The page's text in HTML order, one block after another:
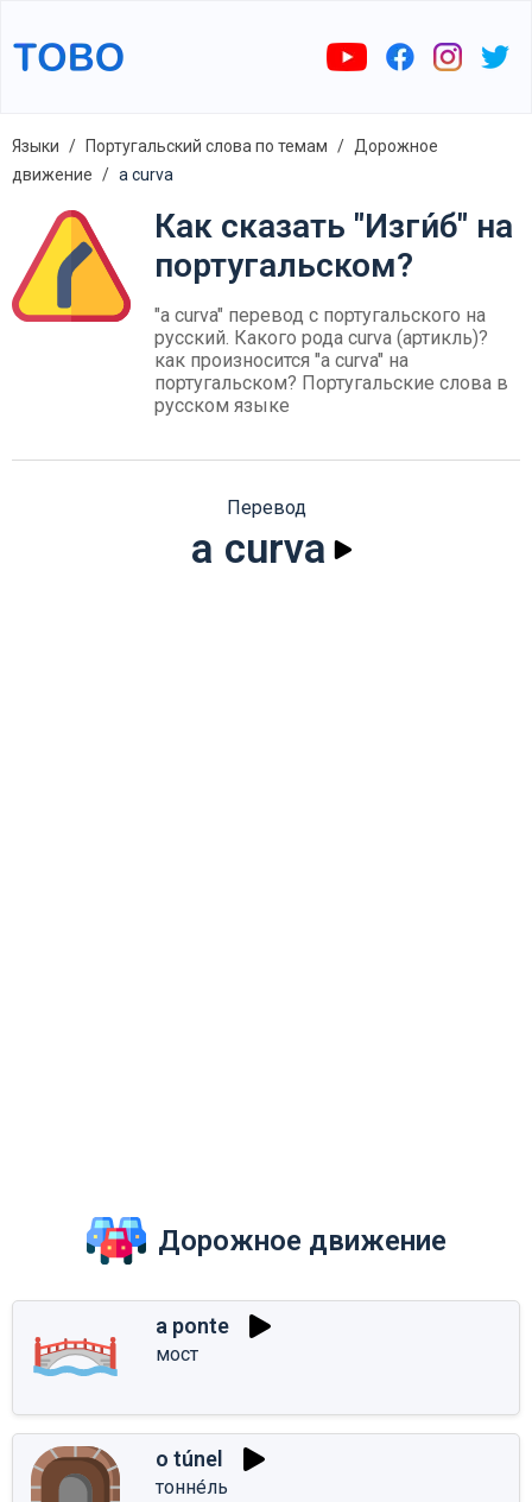
Языки Португальский слова по темам
Дорожное
движение
a curva
Как сказать "Изги́б" на
португальском?
"a curva" перевод с португальского на
русский. Какого рода curva (артикль)?
как произносится "a curva" на
португальском? Португальские слова в
русском языке
Перевод
a curva
Дорожное движение
a ponte
мост
o túnel
тонне́ль